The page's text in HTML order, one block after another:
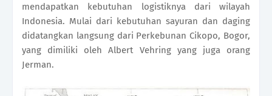
mendapatkan kebutuhan logistiknya dari wilayah
Indonesia. Mulai dari kebutuhan sayuran dan daging
didatangkan langsung dari Perkebunan Cikopo, Bogor,
yang dimiliki oleh Albert Vehring yang juga orang
Jerman.